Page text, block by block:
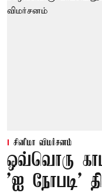
சினிமா விமர்சனம்
ஒவ்வொரு
'ஐ நோபடி'